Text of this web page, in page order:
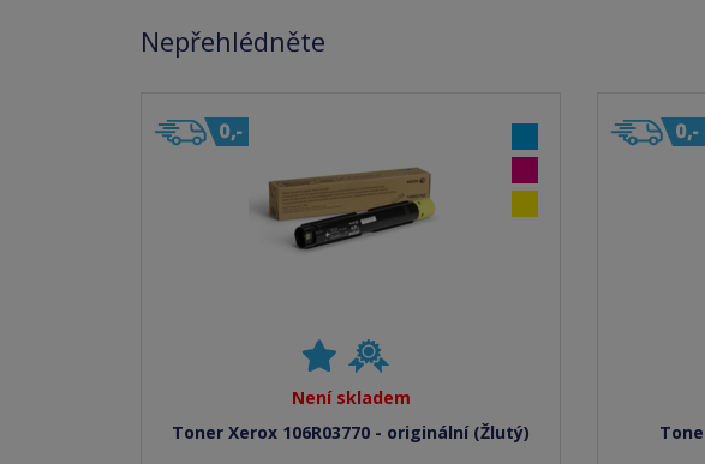
Nepřehlédněte
Není skladem
Toner Xerox 106R03770 - originální (Žlutý)